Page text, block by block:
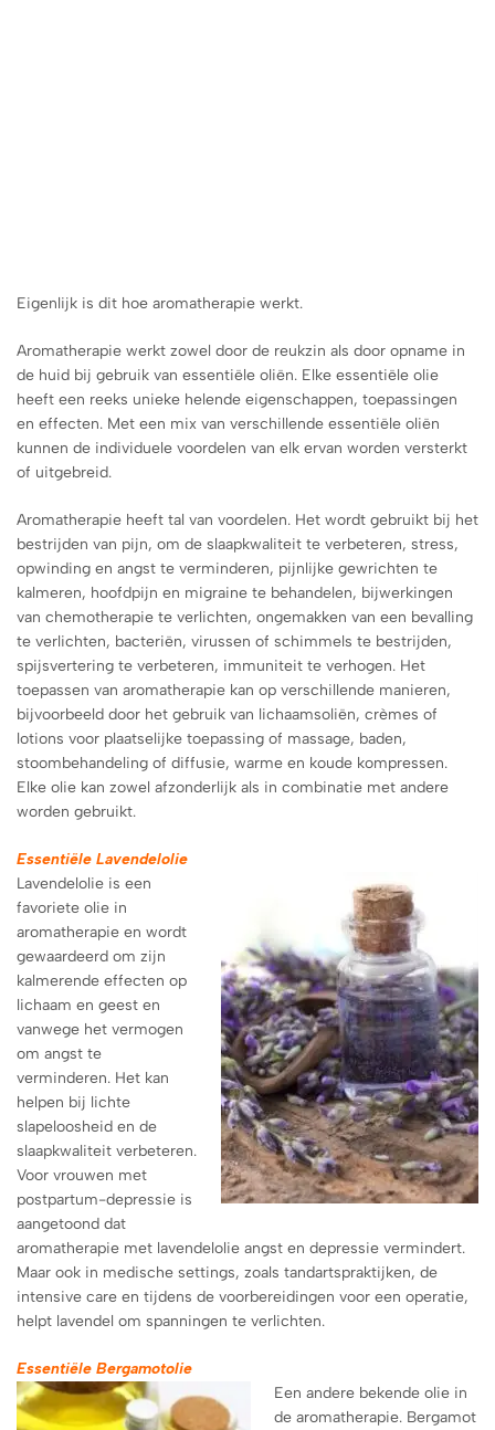
Eigenlijk is dit hoe aromatherapie werkt.
Aromatherapie werkt zowel door de reukzin als door opname in
de huid bij gebruik van essentiële oliën. Elke essentiële olie
heeft een reeks unieke helende eigenschappen, toepassingen
en effecten. Met een mix van verschillende essentiële oliën
kunnen de individuele voordelen van elk ervan worden versterkt
of uitgebreid.
Aromatherapie heeft tal van voordelen. Het wordt gebruikt bij het
bestrijden van pijn, om de slaapkwaliteit te verbeteren, stress,
opwinding en angst te verminderen, pijnlijke gewrichten te
kalmeren, hoofdpijn en migraine te behandelen, bijwerkingen
van chemotherapie te verlichten, ongemakken van een bevalling
te verlichten, bacteriën, virussen of schimmels te bestrijden,
spijsvertering te verbeteren, immuniteit te verhogen. Het
toepassen van aromatherapie kan op verschillende manieren,
bijvoorbeeld door het gebruik van lichaamsoliën, crèmes of
lotions voor plaatselijke toepassing of massage, baden,
stoombehandeling of diffusie, warme en koude kompressen.
Elke olie kan zowel afzonderlijk als in combinatie met andere
worden gebruikt.
Essentiële Lavendelolie
Lavendelolie is een
favoriete olie in
aromatherapie en wordt
gewaardeerd om zijn
kalmerende effecten op
lichaam en geest en
vanwege het vermogen
om angst te
verminderen. Het kan
helpen bij lichte
slapeloosheid en de
slaapkwaliteit verbeteren.
Voor vrouwen met
postpartum-depressie is
aangetoond dat
aromatherapie met lavendelolie angst en depressie vermindert.
Maar ook in medische settings, zoals tandartspraktijken, de
intensive care en tijdens de voorbereidingen voor een operatie,
helpt lavendel om spanningen te verlichten.
Essentiële Bergamotolie
Een andere bekende olie in
de aromatherapie. Bergamot